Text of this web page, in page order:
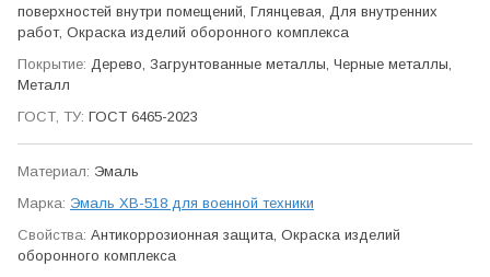
поверхностей внутри помещений, Глянцевая, Для внутренних
работ, Окраска изделий оборонного ком­плекса
Дерево, Загрунтованные металлы, Черные металлы,
Металл
ГОСТ 6465-2023
Эмаль
Эмаль ХВ-518 для военной техники
Антикор­розионная защита, Окраска изделий
оборонного ком­плекса